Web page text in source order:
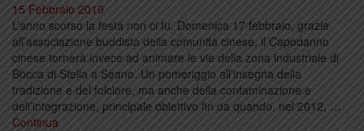
15 Febbraio 2019
L’anno scorso la festa non ci fu. Domenica 17 febbraio, grazie
all’associazione buddista della comunità cinese, il Capodanno
cinese tornerà invece ad animare le vie della zona industriale di
Bocca di Stella a Seano. Un pomeriggio all’insegna della
tradizione e del folclore, ma anche della contaminazione e
dell’integrazione, principale obiettivo fin da quando, nel 2012, …
Continua